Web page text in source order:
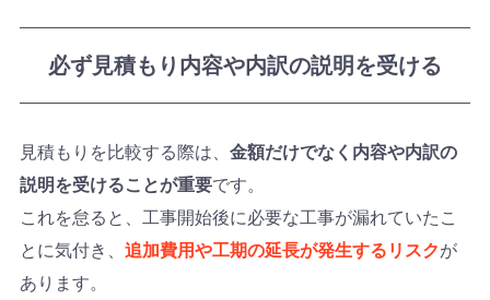
必ず見積もり内容や内訳の説明を受ける
見積もりを比較する際は、 金額だけでなく内容や内訳の
説明を受けることが重要です。
これを怠ると、工事開始後に必要な工事が漏れていたこ
とに気付き、 追加費用や工期の延長が発生するリスクが
あります。